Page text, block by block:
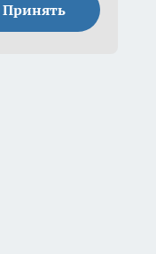
Принять